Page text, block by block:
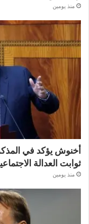
منذ يومين
ثوابت العدالة
منذ يومين